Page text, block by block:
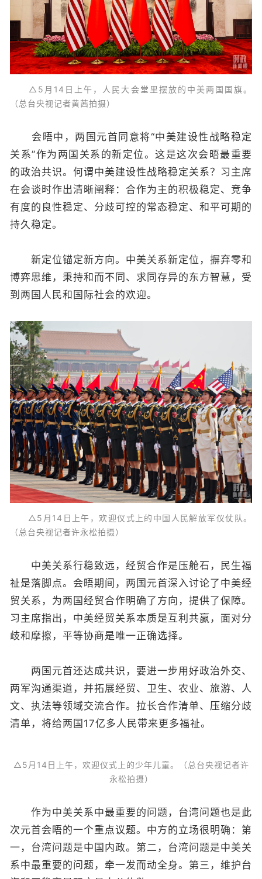
△5月14日上午，人民大会堂里摆放的中美两国国旗。
（总台央视记者黄茜拍摄）
会晤中，两国元首同意将“中美建设性战略稳定
关系”作为两国关系的新定位。这是这次会晤最重要
的政治共识。何谓中美建设性战略稳定关系？习主席
在会谈时作出清晰阐释：合作为主的积极稳定、竞争
有度的良性稳定、分歧可控的常态稳定、和平可期的
持久稳定。
新定位锚定新方向。中美关系新定位，摒弃零和
博弈思维，秉持和而不同、求同存异的东方智慧，受
到两国人民和国际社会的欢迎。
△5月14日上午，欢迎仪式上的中国人民解放军仪仗队。
（总台央视记者许永松拍摄）
中美关系行稳致远，经贸合作是压舱石，民生福
祉是落脚点。会晤期间，两国元首深入讨论了中美经
贸关系，为两国经贸合作明确了方向，提供了保障。
习主席指出，中美经贸关系本质是互利共赢，面对分
歧和摩擦，平等协商是唯一正确选择。
两国元首还达成共识，要进一步用好政治外交、
两军沟通渠道，并拓展经贸、卫生、农业、旅游、人
文、执法等领域交流合作。拉长合作清单、压缩分歧
清单，将给两国17亿多人民带来更多福祉。
△5月14日上午，欢迎仪式上的少年儿童。（总台央视记者许
永松拍摄）
作为中美关系中最重要的问题，台湾问题也是此
次元首会晤的一个重点议题。中方的立场很明确：第
一，台湾问题是中国内政。第二，台湾问题是中美关
系中最重要的问题，牵一发而动全身。第三，维护台